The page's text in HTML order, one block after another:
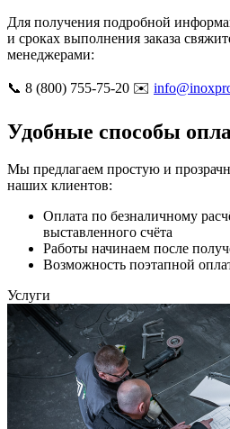
Для получения подробной
и сроках выполнения заказа
менеджерами:
📞 8 (800) 755-75-20 ✉️
Удобные способы
Мы предлагаем простую и
наших клиентов:
Оплата по безналичному
выставленного счёта
Работы начинаем после
Возможность поэтапной
Услуги